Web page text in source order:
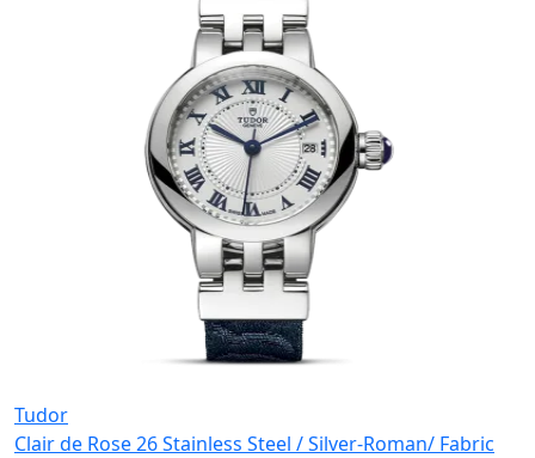
Tudor
Clair de Rose 26 Stainless Steel / Silver-Roman/ Fabric